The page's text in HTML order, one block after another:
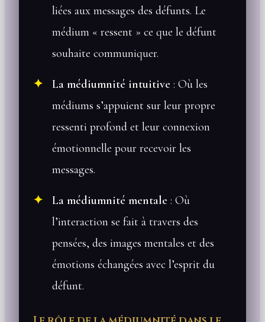
liées aux messages des défunts. Le
médium « ressent » ce que le défunt
souhaite communiquer.
La médiumnité intuitive : Où les
médiums s’appuient sur leur propre
ressenti profond et leur connexion
émotionnelle pour recevoir les
messages.
La médiumnité mentale : Où
l’interaction se fait à travers des
pensées, des images mentales et des
émotions échangées avec l’esprit du
défunt.